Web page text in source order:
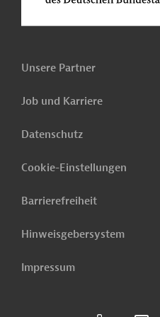
Unsere Partner
Job und Karriere
Datenschutz
Cookie-Einstellungen
Barrierefreiheit
Hinweisgebersystem
Impressum